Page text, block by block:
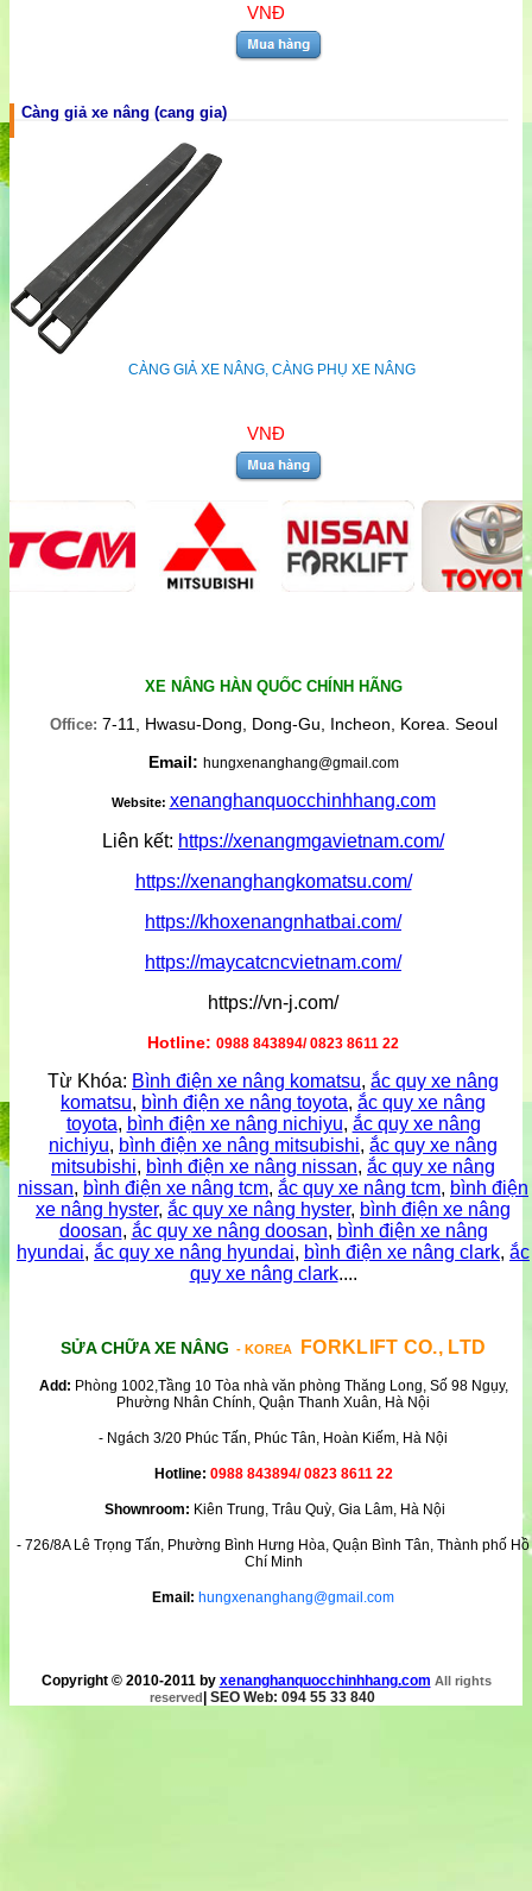
VNĐ
Càng giả xe nâng (cang gia)
CÀNG GIẢ XE NÂNG, CÀNG PHỤ XE NÂNG
VNĐ
XE NÂNG HÀN QUỐC CHÍNH HÃNG
Office: 7-11, Hwasu-Dong, Dong-Gu, Incheon, Korea. Seoul
Email: hungxenanghang@gmail.com
Website: xenanghanquocchinhhang.com
Liên kết: https://xenangmgavietnam.com/
https://xenanghangkomatsu.com/
https://khoxenangnhatbai.com/
https://maycatcncvietnam.com/
https://vn-j.com/
Hotline: 0988 843894/ 0823 8611 22
Từ Khóa: Bình điện xe nâng komatsu, ắc quy xe nâng
komatsu, bình điện xe nâng toyota, ắc quy xe nâng
toyota, bình điện xe nâng nichiyu, ắc quy xe nâng
nichiyu, bình điện xe nâng mitsubishi, ắc quy xe nâng
mitsubishi, bình điện xe nâng nissan, ắc quy xe nâng
nissan, bình điện xe nâng tcm, ắc quy xe nâng tcm, bình điện
xe nâng hyster, ắc quy xe nâng hyster, bình điện xe nâng
doosan, ắc quy xe nâng doosan, bình điện xe nâng
hyundai, ắc quy xe nâng hyundai, bình điện xe nâng clark, ắc
quy xe nâng clark....
SỬA CHỮA XE NÂNG - KOREA FORKLIFT CO., LTD
Add: Phòng 1002,Tầng 10 Tòa nhà văn phòng Thăng Long, Số 98 Ngụy,
Phường Nhân Chính, Quận Thanh Xuân, Hà Nội
- Ngách 3/20 Phúc Tấn, Phúc Tân, Hoàn Kiếm, Hà Nội
Hotline: 0988 843894/ 0823 8611 22
Shownroom: Kiên Trung, Trâu Quỳ, Gia Lâm, Hà Nội
- 726/8A Lê Trọng Tấn, Phường Bình Hưng Hòa, Quận Bình Tân, Thành phố Hồ
Chí Minh
Email: hungxenanghang@gmail.com
Copyright © 2010-2011 by xenanghanquocchinhhang.com All rights
reserved SEO Web: 094 55 33 840